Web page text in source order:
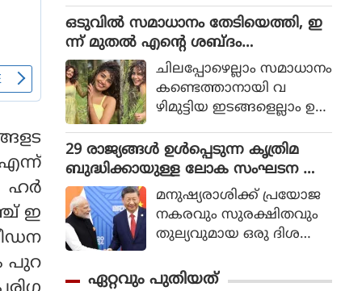
ഹർ
ഇ
പുറ
ഖ്വി പാകിസ്ഥാന്റെ
കോക്രോച്ചുകള്‍ ഒ
ന്നിച്ചാല്‍ രാജ്യത്തെ മ
റിച്ചിടാന്‍ കഴിയുമെന്ന് പറ
ഞ്ഞു.
ഒടുവില്‍ സമാധാനം തേടിയെത്തി, ഇ
ന്ന് മുതല്‍ എന്റെ ശബ്ദം
തിരെഞ്ഞെടുക്കുന്നു, പോസ്റ്റുമായി
അനുപമ പരമേശ്വരന്‍, ഒരു ബ്രെയ്ക്ക
പ്പ് മണക്കുന്നുവെന്ന് സോഷ്യല്‍
മീഡിയ
ചിലപ്പോഴെല്ലാം സമാധാനം
കണ്ടെത്താനായി വ
ഴിമുട്ടിയ ഇടങ്ങളെല്ലാം ഉ
രും.
29 രാജ്യങ്ങള്‍ ഉള്‍പ്പെടുന്ന കൃത്രിമ
ബുദ്ധിക്കായുള്ള ലോക സംഘടന ആ
രംഭിച്ച് ചൈന; ഇന്ത്യ ഇല്ലമനുഷ്യരാശിക്ക് പ്രയോജ
നകരവും സുരക്ഷിതവും
തുല്യവുമായ ഒരു ദിശ
വികസിക്കുന്നുവെന്ന് ഉറ
ഏറ്റവും പുതിയത്